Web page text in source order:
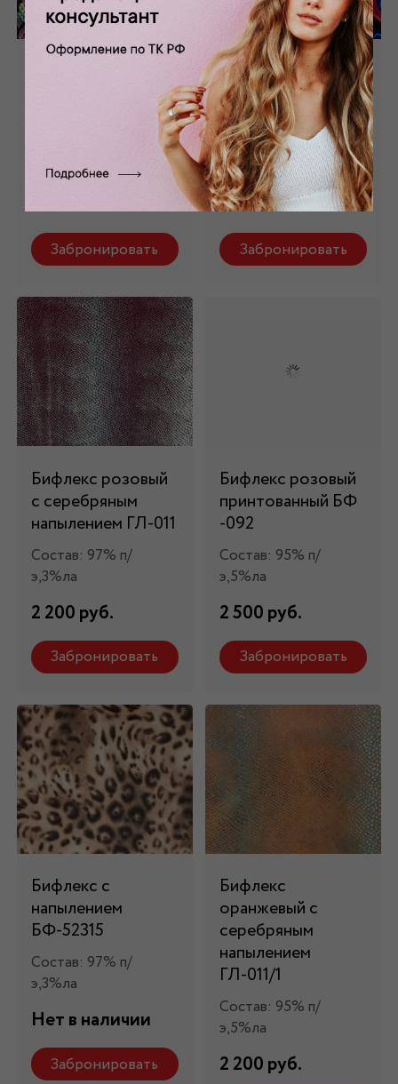
э,5%ла
Нет в наличии
Забронировать
Бифлекс матовый
принтованный
БФ-011/2
Состав: 95% п/
э,5%ла
Нет в наличии
Забронировать
Бифлекс розовый
с серебряным
напылением ГЛ-011
Состав: 97% п/
э,3%ла
2 200 руб.
Забронировать
Бифлекс розовый
принтованный БФ
-092
Состав: 95% п/
э,5%ла
2 500 руб.
Забронировать
Бифлекс с
напылением
БФ-52315
Состав: 97% п/
э,3%ла
Нет в наличии
Забронировать
Бифлекс
оранжевый с
серебряным
напылением
ГЛ-011/1
Состав: 95% п/
э,5%ла
2 200 руб.